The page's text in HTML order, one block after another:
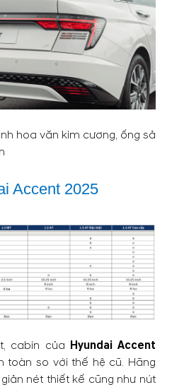
hoa văn kim cương, ống sả
Accent 2025
cabin của Hyundai Accent
toàn so với thế hệ cũ. Hãng
nét thiết kế cũng như nút